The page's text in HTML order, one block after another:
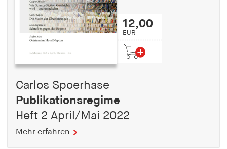
12,00
EUR
Carlos Spoerhase
Publikationsregime
Heft 2 April/Mai 2022
Mehr erfahren